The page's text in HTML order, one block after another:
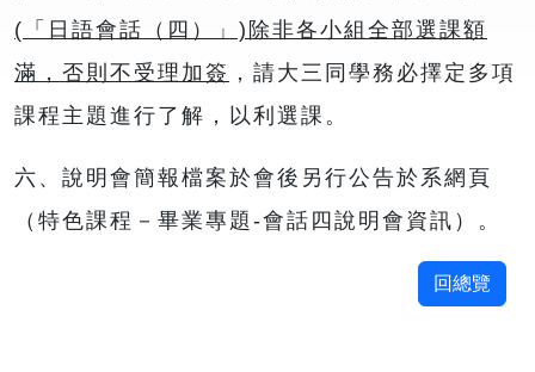
(「日語會話（四）」)除非各小組全部選課額
滿，否則不受理加簽 ，請大三同學務必擇定多項
課程主題進行了解，以利選課。
六、說明會簡報檔案於會後另行公告於系網頁
（特色課程－畢業專題-會話四說明會資訊）。
回總覽